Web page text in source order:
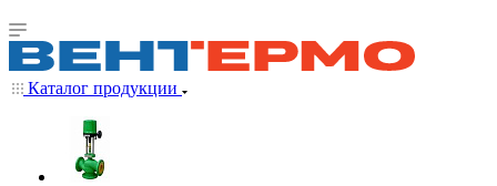
Каталог продукции